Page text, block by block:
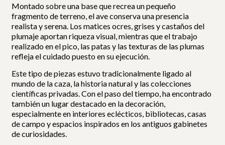
Montado sobre una base que recrea un pequeño
fragmento de terreno, el ave conserva una presencia
realista y serena. Los matices ocres, grises y castaños del
plumaje aportan riqueza visual, mientras que el trabajo
realizado en el pico, las patas y las texturas de las plumas
refleja el cuidado puesto en su ejecución.
Este tipo de piezas estuvo tradicionalmente ligado al
mundo de la caza, la historia natural y las colecciones
científicas privadas. Con el paso del tiempo, ha encontrado
también un lugar destacado en la decoración,
especialmente en interiores eclécticos, bibliotecas, casas
de campo y espacios inspirados en los antiguos gabinetes
de curiosidades.